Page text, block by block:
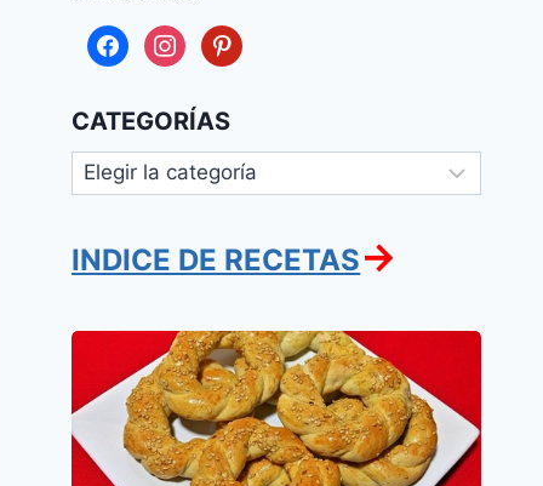
facebookinstagrampinterest
CATEGORÍAS
Categorías
INDICE DE RECETAS→
Rosquitas
Saladas